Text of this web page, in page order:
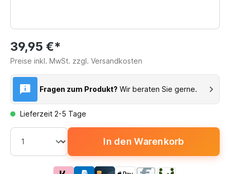
39,95 €*
Preise inkl. MwSt. zzgl. Versandkosten
Fragen zum Produkt? Wir beraten Sie gerne.
Lieferzeit 2-5 Tage
In den Warenkorb